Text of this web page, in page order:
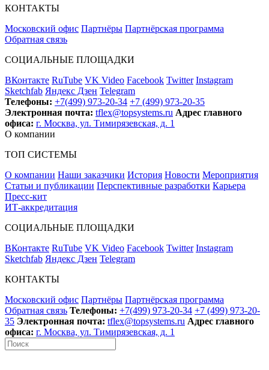
КОНТАКТЫ
Московский офис Партнёры Партнёрская программа
Обратная связь
СОЦИАЛЬНЫЕ ПЛОЩАДКИ
ВКонтакте RuTube VK Video Facebook Twitter Instagram
Sketchfab Яндекс Дзен Telegram
Телефоны: +7(499) 973-20-34 +7 (499) 973-20-35
Электронная почта: tflex@topsystems.ru Адрес главного
офиса: г. Москва, ул. Тимирязевская, д. 1
О компании
ТОП СИСТЕМЫ
О компании Наши заказчики История Новости Мероприятия
Статьи и публикации Перспективные разработки Карьера
Пресс-кит
ИТ-аккредитация
СОЦИАЛЬНЫЕ ПЛОЩАДКИ
ВКонтакте RuTube VK Video Facebook Twitter Instagram
Sketchfab Яндекс Дзен Telegram
КОНТАКТЫ
Московский офис Партнёры Партнёрская программа
Обратная связь Телефоны: +7(499) 973-20-34 +7 (499) 973-20-
35 Электронная почта: tflex@topsystems.ru Адрес главного
офиса: г. Москва, ул. Тимирязевская, д. 1